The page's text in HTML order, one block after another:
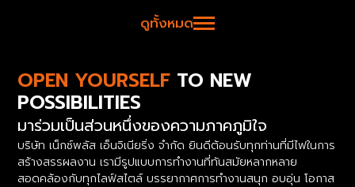
ดูทั้งหมด
OPEN YOURSELF TO NEW
POSSIBILITIES
มาร่วมเป็นส่วนหนึ่งของความภาคภูมิใจ
บริษัท เน็กซ์พลัส เอ็นจิเนียริ่ง จำกัด ยินดีต้อนรับทุกท่านที่มีไฟในการ
สร้างสรรผลงาน เรามีรูปแบบการทำงานที่ทันสมัยหลากหลาย
สอดคล้องกับทุกไลฟ์สไตล์ บรรยากาศการทำงานสนุก อบอุ่น โอกาส